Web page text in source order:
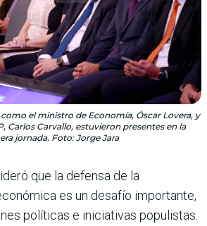
el ministro de Economía, Óscar Lovera, y
Carlos Carvallo, estuvieron presentes en la
jornada. Foto: Jorge Jara
que la defensa de la
es un desafío importante,
políticas e iniciativas populistas.